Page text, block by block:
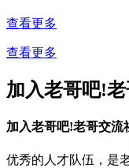
查看更多
查看更多
加入老哥吧!
加入老哥吧!老哥交流
优秀的人才队伍，是